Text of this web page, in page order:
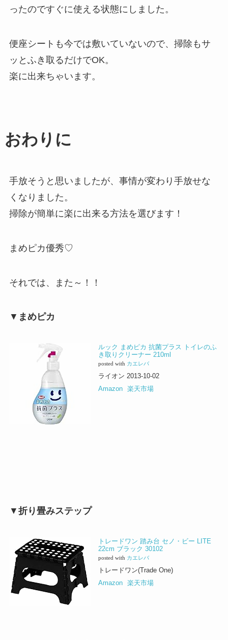
ったのですぐに使える状態にしました。
便座シートも今では敷いていないので、掃除もサ
ッとふき取るだけでOK。
楽に出来ちゃいます。
おわりに
手放そうと思いましたが、事情が変わり手放せな
くなりました。
掃除が簡単に楽に出来る方法を選びます！
まめピカ優秀♡
それでは、また～！！
▼ まめピカ
ルック まめピカ 抗菌プラス トイレのふ
き取りクリーナー 210ml
posted with カエレバ
ライオン 2013-10-02
Amazon
楽天市場
▼ 折り畳みステップ
トレードワン 踏み台 セノ・ビー LITE
22cm ブラック 30102
posted with カエレバ
トレードワン(Trade One)
Amazon
楽天市場